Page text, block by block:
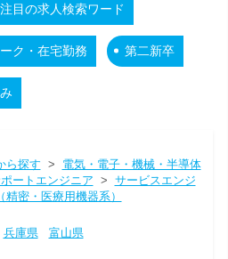
注目の求人検索ワード
ク・在宅勤務 第二新卒
ら探す > 電気・電子・機械・半導体
ートエンジニア > サービスエンジ
密・医療用機器系）
兵庫県
富山県